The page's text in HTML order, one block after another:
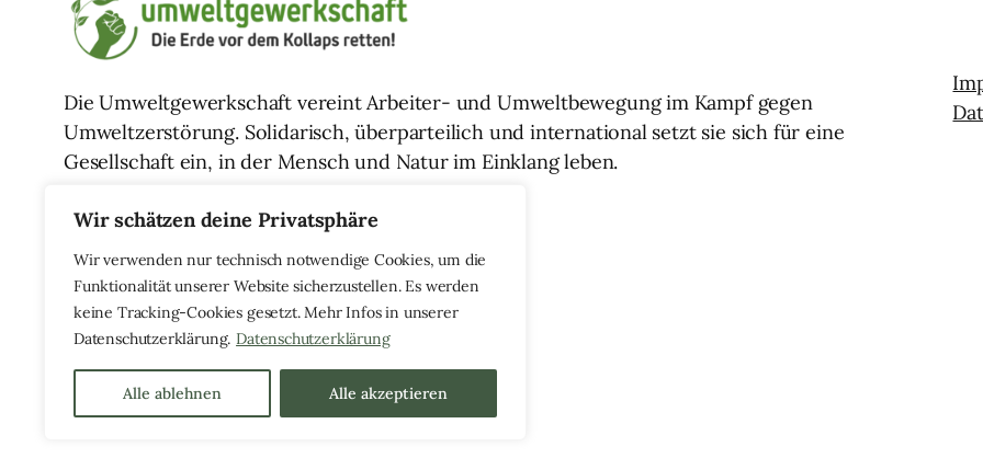
Wir schätzen deine Privatsphäre
Wir verwenden nur technisch notwendige Cookies, um die
Funktionalität unserer Website sicherzustellen. Es werden
keine Tracking-Cookies gesetzt. Mehr Infos in unserer
Datenschutzerklärung. Datenschutzerklärung
Alle ablehnen Alle akzeptieren
Die Umweltgewerkschaft vereint Arbeiter- und Umweltbewegung im Kampf gegen
Umweltzerstörung. Solidarisch, überparteilich und international setzt sie sich für eine
Gesellschaft ein, in der Mensch und Natur im Einklang leben.
© 2014 – 2025